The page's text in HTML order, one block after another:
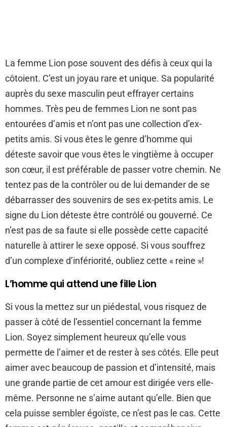
La femme Lion pose souvent des défis à ceux qui la
côtoient. C’est un joyau rare et unique. Sa popularité
auprès du sexe masculin peut effrayer certains
hommes. Très peu de femmes Lion ne sont pas
entourées d’amis et n’ont pas une collection d’ex-
petits amis. Si vous êtes le genre d’homme qui
déteste savoir que vous êtes le vingtième à occuper
son cœur, il est préférable de passer votre chemin. Ne
tentez pas de la contrôler ou de lui demander de se
débarrasser des souvenirs de ses ex-petits amis. Le
signe du Lion déteste être contrôlé ou gouverné. Ce
n’est pas de sa faute si elle possède cette capacité
naturelle à attirer le sexe opposé. Si vous souffrez
d’un complexe d’infériorité, oubliez cette « reine »!
L’homme qui attend une fille Lion
Si vous la mettez sur un piédestal, vous risquez de
passer à côté de l’essentiel concernant la femme
Lion. Soyez simplement heureux qu’elle vous
permette de l’aimer et de rester à ses côtés. Elle peut
aimer avec beaucoup de passion et d’intensité, mais
une grande partie de cet amour est dirigée vers elle-
même. Personne ne s’aime autant qu’elle. Bien que
cela puisse sembler égoïste, ce n’est pas le cas. Cette